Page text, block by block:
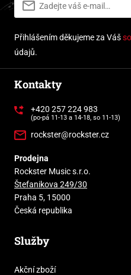
Přihlášením děkujeme za Váš
údajů.
Kontakty
+420 257 224 983
(po-pá 11-13 a 14-18, so 11-13)
rockster@rockster.cz
Prodejna
Rockster Music s.r.o.
Štefanikova 249/30
Praha 5, 15000
Česká republika
Služby
Akční zboží